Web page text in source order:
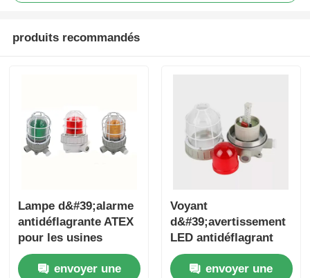
produits recommandés
Lampe d&#39;alarme
antidéflagrante ATEX
pour les usines
pétrolières et
gazières, les usines
envoyer une
Voyant
d&#39;avertissement
LED antidéflagrant
avec sirène
envoyer une